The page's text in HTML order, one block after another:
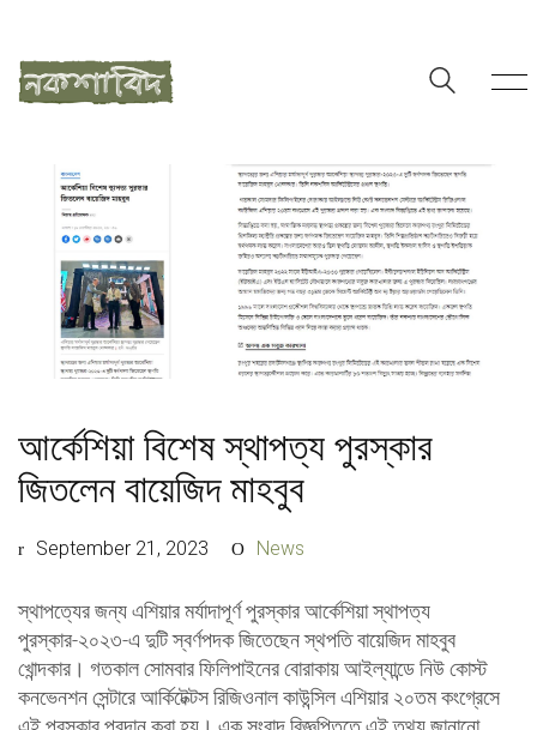
আর্কেশিয়া বিশেষ স্থাপত্য পুরস্কার
জিতলেন বায়েজিদ মাহবুব
September 21, 2023 News
স্থাপত্যের জন্য এশিয়ার মর্যাদাপূর্ণ পুরস্কার আর্কেশিয়া স্থাপত্য
পুরস্কার-২০২৩-এ দুটি স্বর্ণপদক জিতেছেন স্থপতি বায়েজিদ মাহবুব
খোন্দকার। গতকাল সোমবার ফিলিপাইনের বোরাকায় আইল্যান্ডে নিউ কোস্ট
কনভেনশন সেন্টারে আর্কিটেক্টস রিজিওনাল কাউন্সিল এশিয়ার ২০তম কংগ্রেসে